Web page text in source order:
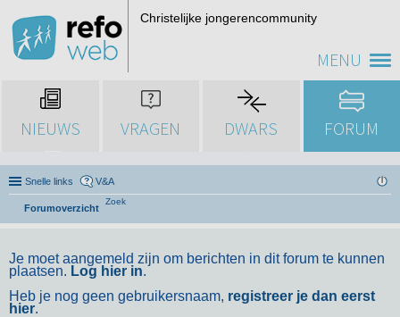
MENU
Christelijke jongerencommunity
NIEUWS VRAGEN DWARS FORUM
Snelle links V&A
Forumoverzicht
Zoek
Je moet aangemeld zijn om berichten in dit forum te kunnen
plaatsen. Log hier in.
Heb je nog geen gebruikersnaam, registreer je dan eerst
hier.